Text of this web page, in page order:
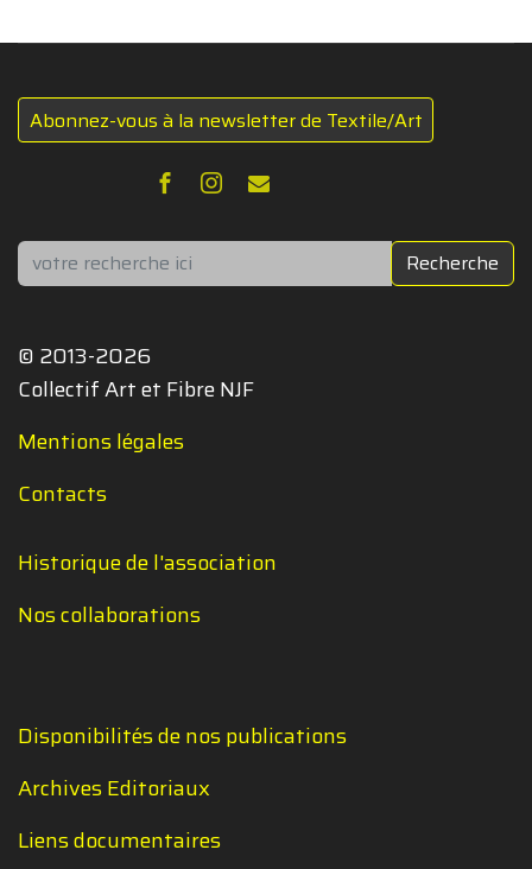
Abonnez-vous à la newsletter de Textile/Art
Rechercher Recherche
© 2013-2026
Collectif Art et Fibre NJF
Mentions légales
Contacts
Historique de l'association
Nos collaborations
Disponibilités de nos publications
Archives Editoriaux
Liens documentaires